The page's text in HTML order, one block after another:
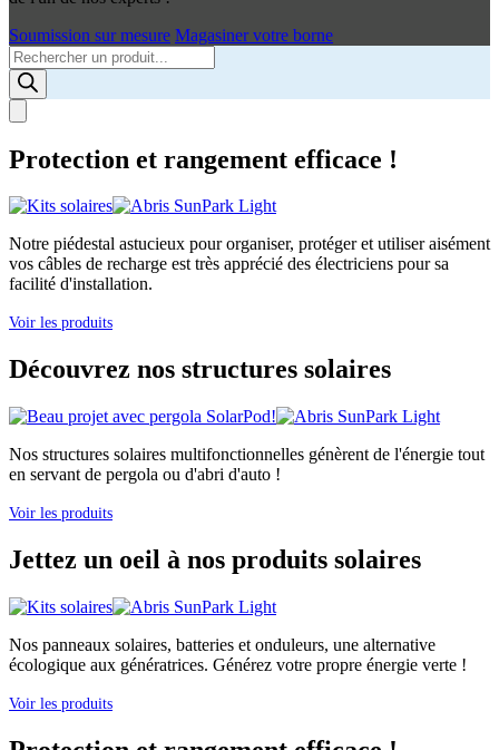
Soumission sur mesure Magasiner votre borne
Products
search
Protection et rangement efficace !
Notre piédestal astucieux pour organiser, protéger et utiliser aisément
vos câbles de recharge est très apprécié des électriciens pour sa
facilité d'installation.
Voir les produits
Découvrez nos structures solaires
Nos structures solaires multifonctionnelles génèrent de l'énergie tout
en servant de pergola ou d'abri d'auto !
Voir les produits
Jettez un oeil à nos produits solaires
Nos panneaux solaires, batteries et onduleurs, une alternative
écologique aux génératrices. Générez votre propre énergie verte !
Voir les produits